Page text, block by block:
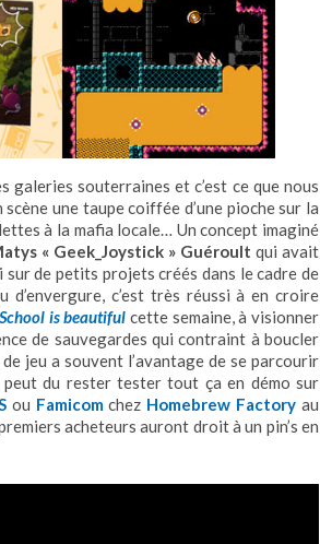
souterraines et c’est ce que nous
une taupe coiffée d’une pioche sur la
à la mafia locale… Un concept imaginé
« Geek_Joystick » Guéroult qui avait
de petits projets créés dans le cadre de
c’est très réussi à en croire
is beautiful cette semaine, à visionner
de sauvegardes qui contraint à boucler
jeu a souvent l’avantage de se parcourir
du rester tester tout ça en démo sur
ou Famicomchez Homebrew Factory au
acheteurs auront droit à un pin’s en